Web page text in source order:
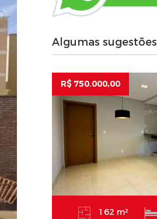
Algumas sugestões
R$ 750.000,00
162 m²